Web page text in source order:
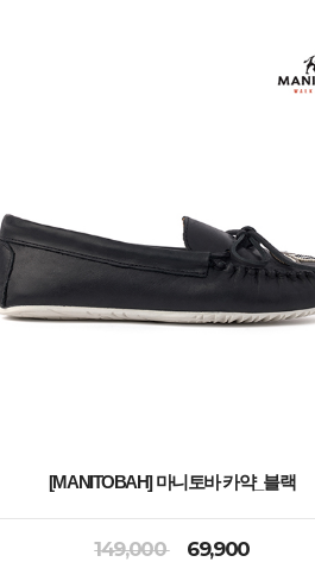
[MANITOBAH] 마니토바 카약_블랙
149,000 69,900